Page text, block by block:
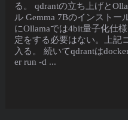
る。 qdrantの立ち上げと
ル Gemma 7Bのインストー
にOllamaでは4bit量子化仕
定をする必要はない。上記
入る。 続いてqdrantは
er run -d ...